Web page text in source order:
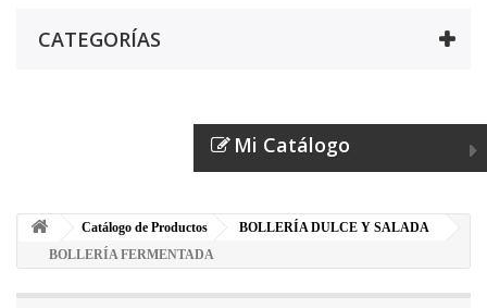
CATEGORÍAS
Mi Catálogo
Catálogo de Productos
BOLLERÍA DULCE Y SALADA
BOLLERÍA FERMENTADA